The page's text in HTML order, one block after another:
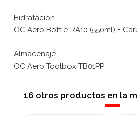
Hidratación
OC Aero Bottle RA10 (550ml) +
Almacenaje
OC Aero Toolbox TB01PP
16 otros productos en la